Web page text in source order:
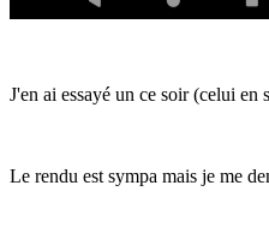
J'en ai essayé un ce soir (celui en
Le rendu est sympa mais je me